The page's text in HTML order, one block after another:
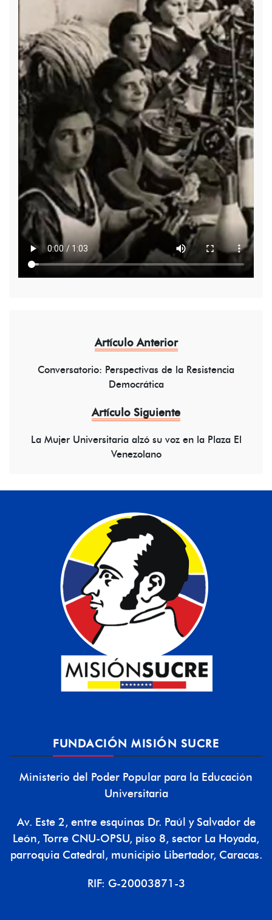
Artículo Anterior
Conversatorio: Perspectivas de la Resistencia
Democrática
Artículo Siguiente
La Mujer Universitaria alzó su voz en la Plaza El
Venezolano
FUNDACIÓN MISIÓN SUCRE
Ministerio del Poder Popular para la Educación
Universitaria
Av. Este 2, entre esquinas Dr. Paúl y Salvador de
León, Torre CNU-OPSU, piso 8, sector La Hoyada,
parroquia Catedral, municipio Libertador, Caracas.
RIF: G-20003871-3